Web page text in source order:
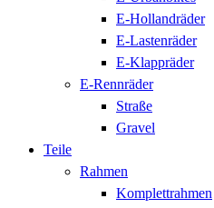
E-Hollandräder
E-Lastenräder
E-Klappräder
E-Rennräder
Straße
Gravel
Teile
Rahmen
Komplettrahmen